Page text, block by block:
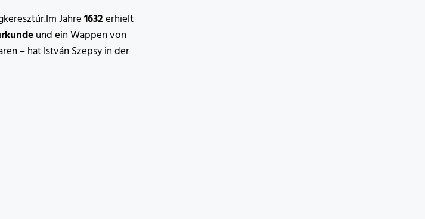
Jahre1632erhielt
und ein Wappen von
– hat István Szepsy in der